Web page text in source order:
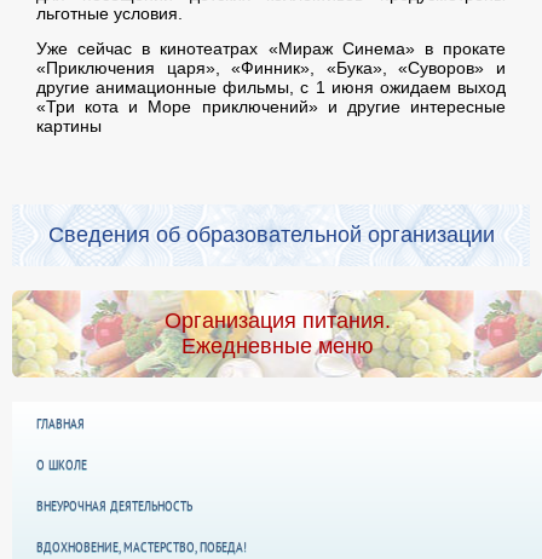
льготные условия.
Уже сейчас в кинотеатрах «Мираж Синема» в прокате
«Приключения царя», «Финник», «Бука», «Суворов» и
другие анимационные фильмы, с 1 июня ожидаем выход
«Три кота и Море приключений» и другие интересные
картины
Сведения об образовательной организации
Организация питания.
Ежедневные меню
ГЛАВНАЯ
О ШКОЛЕ
ВНЕУРОЧНАЯ ДЕЯТЕЛЬНОСТЬ
ВДОХНОВЕНИЕ, МАСТЕРСТВО, ПОБЕДА!